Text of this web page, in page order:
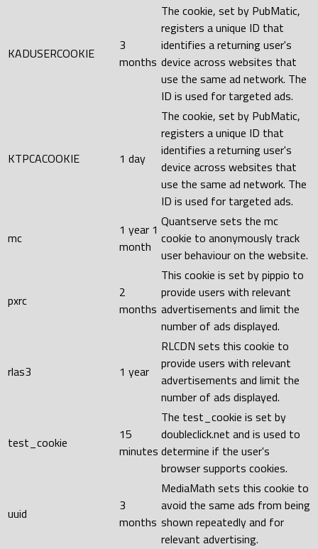
KADUSERCOOKIE
3
months
The cookie, set by PubMatic,
registers a unique ID that
identifies a returning user's
device across websites that
use the same ad network. The
ID is used for targeted ads.
KTPCACOOKIE 1 day
The cookie, set by PubMatic,
registers a unique ID that
identifies a returning user's
device across websites that
use the same ad network. The
ID is used for targeted ads.
mc
1 year 1
month
Quantserve sets the mc
cookie to anonymously track
user behaviour on the website.
pxrc
2
months
This cookie is set by pippio to
provide users with relevant
advertisements and limit the
number of ads displayed.
rlas3 1 year
RLCDN sets this cookie to
provide users with relevant
advertisements and limit the
number of ads displayed.
test_cookie
15
minutes
The test_cookie is set by
doubleclick.net and is used to
determine if the user's
browser supports cookies.
uuid
3
months
MediaMath sets this cookie to
avoid the same ads from being
shown repeatedly and for
relevant advertising.